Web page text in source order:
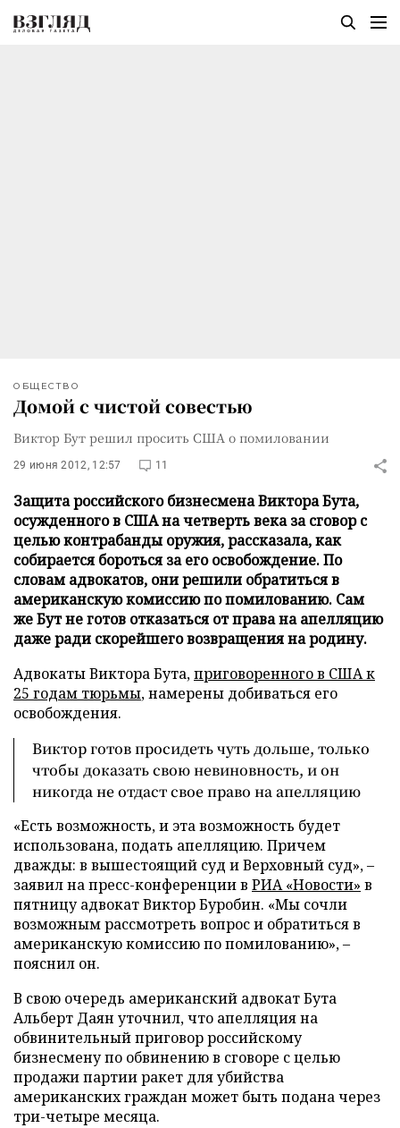
ОБЩЕСТВО
Домой с чистой совестью
Виктор Бут решил просить США о помиловании
29 июня 2012, 12:57 11
Защита российского бизнесмена Виктора Бута,
осужденного в США на четверть века за сговор с
целью контрабанды оружия, рассказала, как
собирается бороться за его освобождение. По
словам адвокатов, они решили обратиться в
американскую комиссию по помилованию. Сам
же Бут не готов отказаться от права на апелляцию
даже ради скорейшего возвращения на родину.
Адвокаты Виктора Бута,приговоренного в США к
25 годам тюрьмы, намерены добиваться его
освобождения.
Виктор готов просидеть чуть дольше, только
чтобы доказать свою невиновность, и он
никогда не отдаст свое право на апелляцию
«Есть возможность, и эта возможность будет
использована, подать апелляцию. Причем
дважды: в вышестоящий суд и Верховный суд», –
заявил на пресс-конференции в РИА «Новости» в
пятницу адвокат Виктор Буробин. «Мы сочли
возможным рассмотреть вопрос и обратиться в
американскую комиссию по помилованию», –
пояснил он.
В свою очередь американский адвокат Бута
Альберт Даян уточнил, что апелляция на
обвинительный приговор российскому
бизнесмену по обвинению в сговоре с целью
продажи партии ракет для убийства
американских граждан может быть подана через
три-четыре месяца.